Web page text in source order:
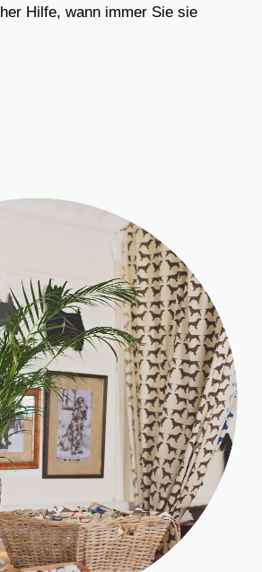
Hilfe, wann immer Sie sie